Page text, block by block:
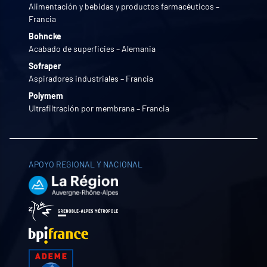
Alimentación y bebidas y productos farmacéuticos –
Francia
Bohncke
Acabado de superficies – Alemania
Sofraper
Aspiradores industriales – Francia
Polymem
Ultrafiltración por membrana – Francia
APOYO REGIONAL Y NACIONAL